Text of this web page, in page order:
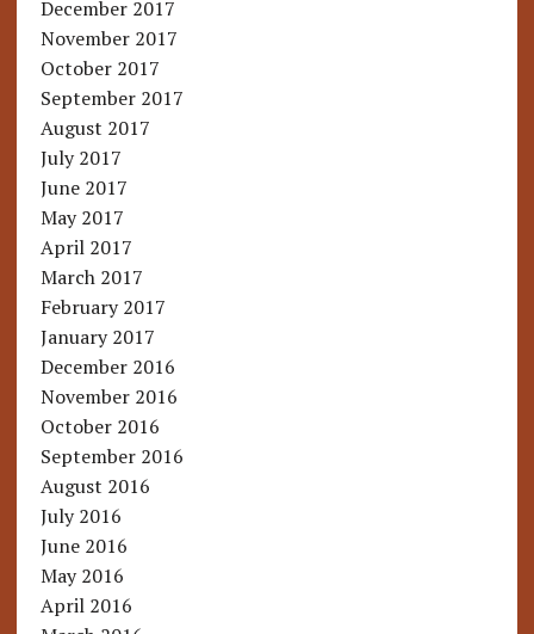
December 2017
November 2017
October 2017
September 2017
August 2017
July 2017
June 2017
May 2017
April 2017
March 2017
February 2017
January 2017
December 2016
November 2016
October 2016
September 2016
August 2016
July 2016
June 2016
May 2016
April 2016